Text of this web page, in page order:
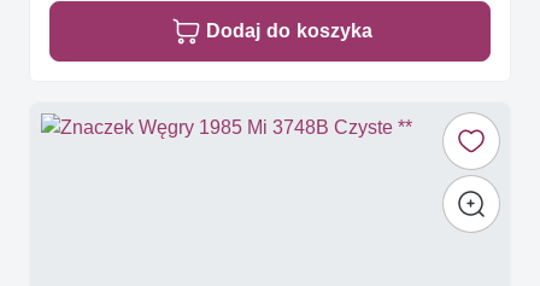
Dodaj do koszyka